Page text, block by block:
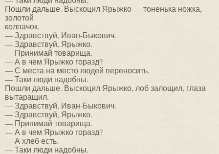
Пошли дальше. Выскоцил Ярыжко — тоненька ножка,
золотой
колпачок.
— Здравствуй, Иван-Быкович.
— Здравствуй, Ярыжко.
— Принимай товарища.
— А в чем Ярыжко горазд?
— С места на место людей переносить.
— Таки люди надобны.
Пошли дальше. Выскоцил Ярыжко, лоб залощил, глаза
вытаращил.
— Здравствуй, Иван-Быкович.
— Здравствуй, Ярыжко.
— Принимай товарища.
— А в чем Ярыжко горазд?
— А хлеб есть.
— Таки люди надобны.